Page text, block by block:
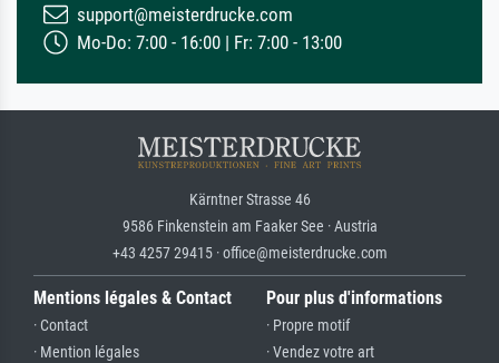
support@meisterdrucke.com
Mo-Do: 7:00 - 16:00 | Fr: 7:00 - 13:00
Kärntner Strasse 46
9586 Finkenstein am Faaker See · Austria
+43 4257 29415 · office@meisterdrucke.com
Mentions légales & Contact
· Contact
· Mention légales
Pour plus d'informations
· Propre motif
· Vendez votre art